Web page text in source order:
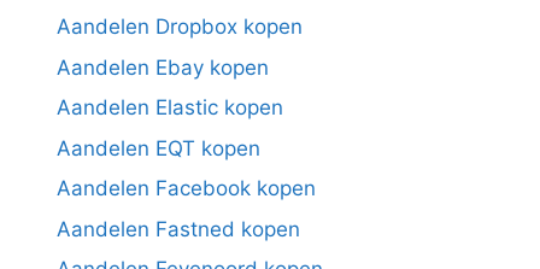
Aandelen Dropbox kopen
Aandelen Ebay kopen
Aandelen Elastic kopen
Aandelen EQT kopen
Aandelen Facebook kopen
Aandelen Fastned kopen